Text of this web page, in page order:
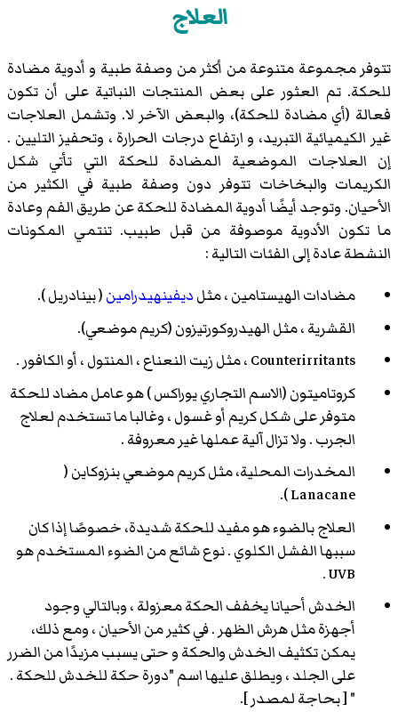
العلاج
تتوفر مجموعة متنوعة من أكثر من وصفة طبية و أدوية مضادة
للحكة. تم العثور على بعض المنتجات النباتية على أن تكون
فعالة (أي مضادة للحكة)، والبعض الآخر لا. وتشمل العلاجات
غير الكيميائية التبريد، و ارتفاع درجات الحرارة ، وتحفيز التليين .
إن العلاجات الموضعية المضادة للحكة التي تأتي شكل
الكريمات والبخاخات تتوفر دون وصفة طبية في الكثير من
الأحيان. وتوجد أيضًا أدوية المضادة للحكة عن طريق الفم وعادة
ما تكون الأدوية موصوفة من قبل طبيب. تنتمي المكونات
النشطة عادة إلى الفئات التالية :
مضادات الهيستامين ، مثلديفينهيدرامين( بينادريل ).
القشرية ، مثلالهيدروكورتيزون(كريم موضعي).
Counterirritants ، مثل زيت النعناع ، المنتول ، أو الكافور .
كروتاميتون (الاسم التجاري يوراكس ) هو عامل مضاد للحكة
متوفر على شكل كريم أو غسول ، وغالبا ما تستخدم لعلاج
الجرب . ولا تزال آلية عملها غير معروفة .
المخدرات المحلية، مثل كريم موضعيبنزوكاين(
Lanacane ).
العلاج بالضوء هو مفيد للحكة شديدة، خصوصًا إذا كان
سببها الفشل الكلوي . نوع شائع من الضوء المستخدم هو
UVB .
الخدش أحيانا يخفف الحكة معزولة ، وبالتالي وجود
أجهزة مثل هرش الظهر . في كثير من الأحيان ، ومع ذلك،
يمكن تكثيف الخدش والحكة و حتى يسبب مزيدًا من الضرر
على الجلد ، ويطلق عليها اسم "دورة حكة للخدش للحكة .
" [ بحاجة لمصدر ].